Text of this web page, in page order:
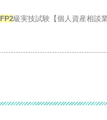
FP2級実技試験【個人資産相談